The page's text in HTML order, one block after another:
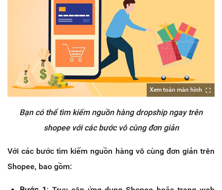
Xem toàn màn hình
Bạn có thể tìm kiếm nguồn hàng dropship ngay trên
shopee với các bước vô cùng đơn giản
Với các bước tìm kiếm nguồn hàng vô cùng đơn giản trên
Shopee, bao gồm: